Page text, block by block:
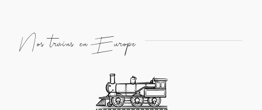
Nos trains en Europe